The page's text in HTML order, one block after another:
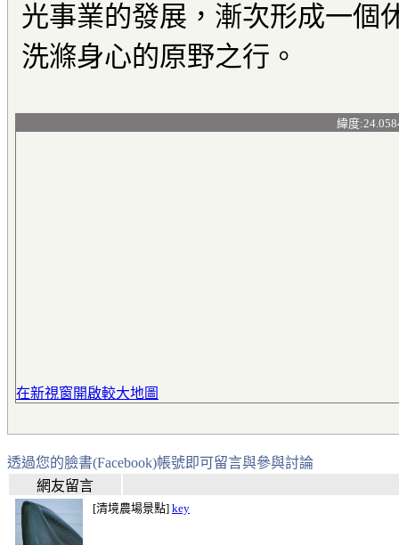
光事業的發展，漸次形成一個
洗滌身心的原野之行。
緯度
在新視窗開啟較大地圖
透過您的臉書(Facebook)帳號即可留言與參與討論
網友留言
[清境農場景點] key